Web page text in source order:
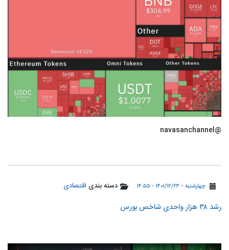
@navasanchannel
چهارشنبه - ۱۴۰۱/۱۲/۲۴ - ۱۴:۵۵ دسته بندی اقتصادی
رشد ۳۸ هزار واحدی شاخص بورس